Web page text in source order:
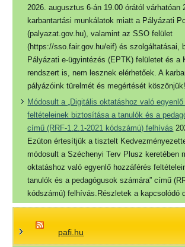
2026. augusztus 6-án 19.00 órától várhatóan
karbantartási munkálatok miatt a Pályázati
(palyazat.gov.hu), valamint az SSO felület
(https://sso.fair.gov.hu/eif) és szolgáltatásai,
Pályázati e-ügyintézés (EPTK) felületet és a
rendszert is, nem lesznek elérhetőek. A
pályázóink türelmét és megértését köszönjük!
Módosult a „Digitális oktatáshoz való
feltételeinek biztosítása a tanulók és a
című (RRF-1.2.1-2021 kódszámú) felhívás
Ezúton értesítjük a tisztelt
módosult a Széchenyi Terv Plusz keretében
oktatáshoz való egyenlő hozzáférés
tanulók és a pedagógusok számára” című
kódszámú) felhívás.Részletek a kapcsolódó
pafi.hu